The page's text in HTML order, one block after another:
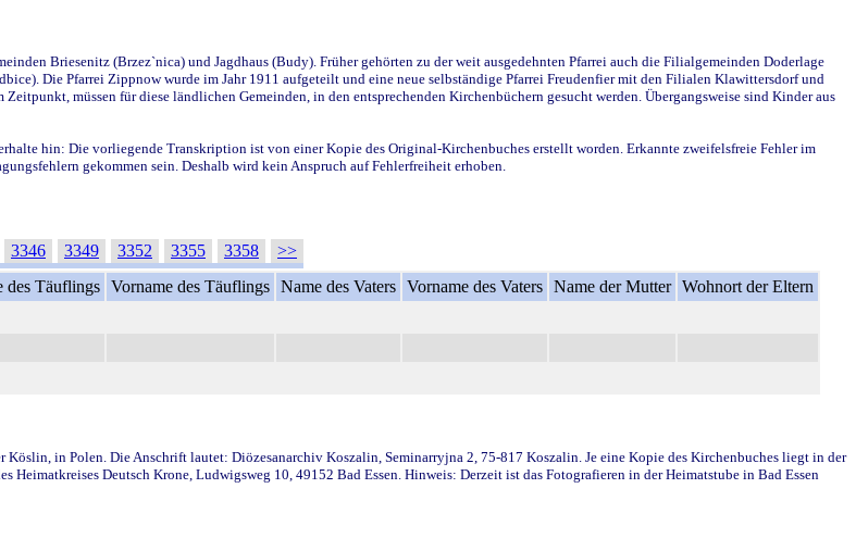
Briesenitz (Brzez`nica) und Jagdhaus (Budy). Früher gehörten zu der weit ausgedehnten Pfarrei auch die Filialgemeinden Doderlage
Die Pfarrei Zippnow wurde im Jahr 1911 aufgeteilt und eine neue selbständige Pfarrei Freudenfier mit den Filialen Klawittersdorf und
müssen für diese ländlichen Gemeinden, in den entsprechenden Kirchenbüchern gesucht werden. Übergangsweise sind Kinder aus
hin: Die vorliegende Transkription ist von einer Kopie des Original-Kirchenbuches erstellt worden. Erkannte zweifelsfreie Fehler im
gekommen sein. Deshalb wird kein Anspruch auf Fehlerfreiheit erhoben.
3346 3349 3352 3355 3358
>>
des Täuflings Vorname des Täuflings Name des Vaters Vorname des Vaters Name der Mutter Wohnort der Eltern
in Polen. Die Anschrift lautet: Diözesanarchiv Koszalin, Seminarryjna 2, 75-817 Koszalin. Je eine Kopie des Kirchenbuches liegt in der
Deutsch Krone, Ludwigsweg 10, 49152 Bad Essen. Hinweis: Derzeit ist das Fotografieren in der Heimatstube in Bad Essen